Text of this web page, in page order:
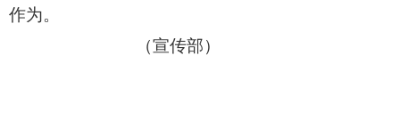
作为。
（宣传部）